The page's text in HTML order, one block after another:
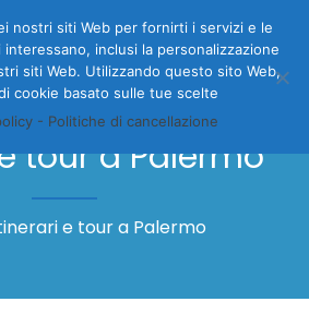
tour a Palermo
e tour a Palermo
nostri siti Web per fornirti i servizi e le
inclusi la personalizzazione
siti Web. Utilizzando questo sito Web,
cookie basato sulle tue scelte
- Politiche di cancellazione